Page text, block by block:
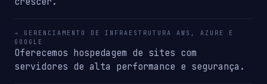
→ GERENCIAMENTO DE INFRAESTRUTURA AWS, AZURE E
GOOGLE
Oferecemos hospedagem de sites com
servidores de alta performance e segurança.